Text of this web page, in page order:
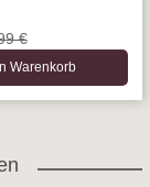
€
Warenkorb